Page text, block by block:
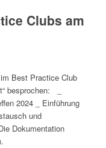
Clubs am
Best Practice Club
besprochen: _
2024 _ Einführung
und
Dokumentation